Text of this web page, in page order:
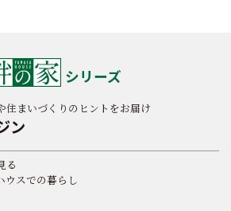
シリーズ
住まいづくりのヒントをお届け
ン
る
ウスでの暮らし